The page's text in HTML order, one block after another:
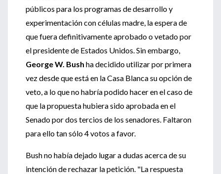
públicos para los programas de desarrollo y
experimentación con células madre, la espera de
que fuera definitivamente aprobado o vetado por
el presidente de Estados Unidos. Sin embargo,
George W. Bush ha decidido utilizar por primera
vez desde que está en la Casa Blanca su opción de
veto, a lo que no habría podido hacer en el caso de
que la propuesta hubiera sido aprobada en el
Senado por dos tercios de los senadores. Faltaron
para ello tan sólo 4 votos a favor.
Bush no había dejado lugar a dudas acerca de su
intención de rechazar la petición. "La respuesta